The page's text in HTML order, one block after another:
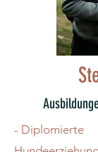
- Diplomierte